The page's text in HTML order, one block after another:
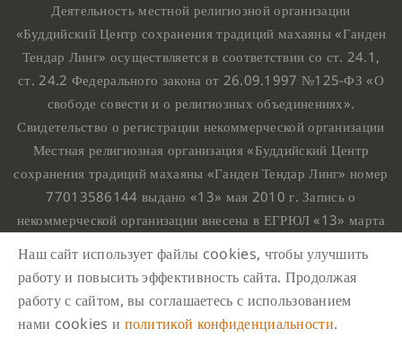
Деятельность местной религиозной организации
«Буддийский Центр сохранения традиций махаяны «Ганден
Тендар Линг» осуществляется в соответствии со ст. 24.1,
ст. 24.2 Федерального закона от 26.09.1997 №125-ФЗ «О
свободе совести и о религиозных объединениях».
Свидетельство о регистрации некоммерческой организации
Местная религиозная организация «Буддийский Центр
сохранения традиций махаяны «Ганден Тендар Линг» номер
77013586144 выдано «13» мая 2010 г. Запись о
некоммерческой организации внесена в ЕГРЮЛ «13» марта
номером 1107799015708.
Ганден Тендар Линг © 2020 Все права защищены
Наш адрес : г. Москва, Нахимовский проспект, 32. Этаж
10, каб.1023,
Наш сайт использует файлы cookies, чтобы улучшить
работу и повысить эффективность сайта. Продолжая
работу с сайтом, вы соглашаетесь с использованием
нами cookies и политикой конфиденциальности.